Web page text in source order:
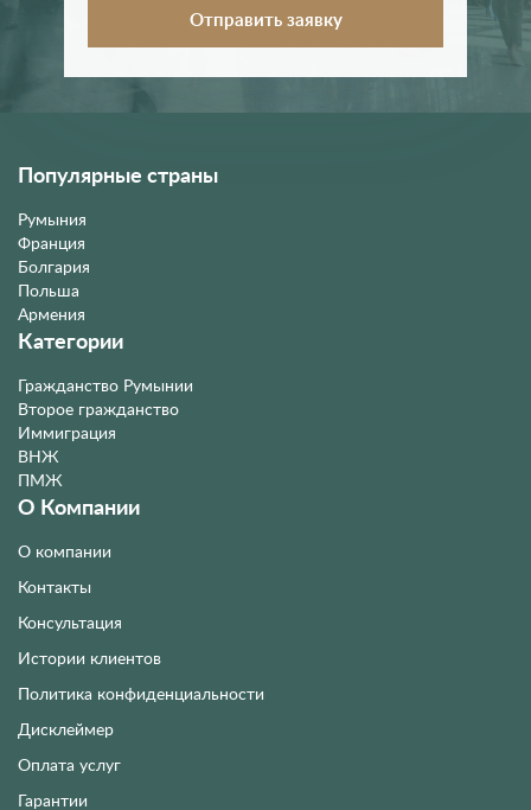
Популярные страны
Румыния
Франция
Болгария
Армения
Категории
Гражданство Румынии
Второе гражданство
Иммиграция
ПМЖ
О компании
Контакты
Консультация
Истории клиентов
Политика конфиденциальности
Дисклеймер